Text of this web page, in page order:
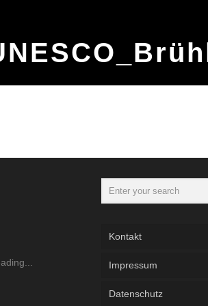
Kontakt
Impressum
Datenschutz